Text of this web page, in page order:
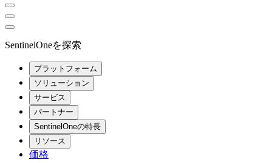
SentinelOneを探索
プラットフォーム
ソリューション
サービス
パートナー
SentinelOneの特長
リソース
価格